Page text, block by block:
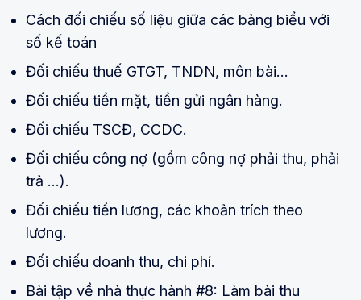
Cách đối chiếu số liệu giữa các bảng biểu với
số kế toán
Đối chiếu thuế GTGT, TNDN, môn bài...
Đối chiếu tiền mặt, tiền gửi ngân hàng.
Đối chiếu TSCĐ, CCDC.
Đối chiếu công nợ (gồm công nợ phải thu, phải
trả ...).
Đối chiếu tiền lương, các khoản trích theo
lương.
Đối chiếu doanh thu, chi phí.
Bài tập về nhà thực hành #8: Làm bài thu